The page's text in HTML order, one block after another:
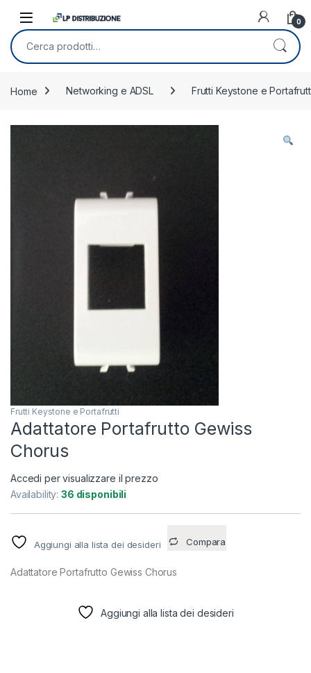
0
Cerca:
Home Networking e ADSL Frutti Keystone e
Frutti Keystone e Portafrutti
Adattatore Portafrutto Gewiss
Chorus
Accedi per visualizzare il prezzo
Availability:36 disponibili
Aggiungi alla lista dei desideri Compara
Adattatore Portafrutto Gewiss Chorus
Aggiungi alla lista dei desideri